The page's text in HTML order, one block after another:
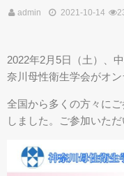
admin 2021-10-14
2022年2月5日（土）、
奈川母性衛生学会がオン
全国から多くの方々に
しました。ご参加いた